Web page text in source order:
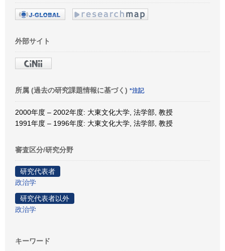
外部サイト
所属 (過去の研究課題情報に基づく) *注記
2000年度 – 2002年度: 大東文化大学, 法学部, 教授
1991年度 – 1996年度: 大東文化大学, 法学部, 教授
審査区分/研究分野
研究代表者
政治学
研究代表者以外
政治学
キーワード